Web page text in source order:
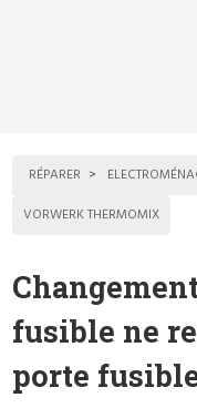
RÉPARER
VORWERK THERMOMIX
fusible ne
porte